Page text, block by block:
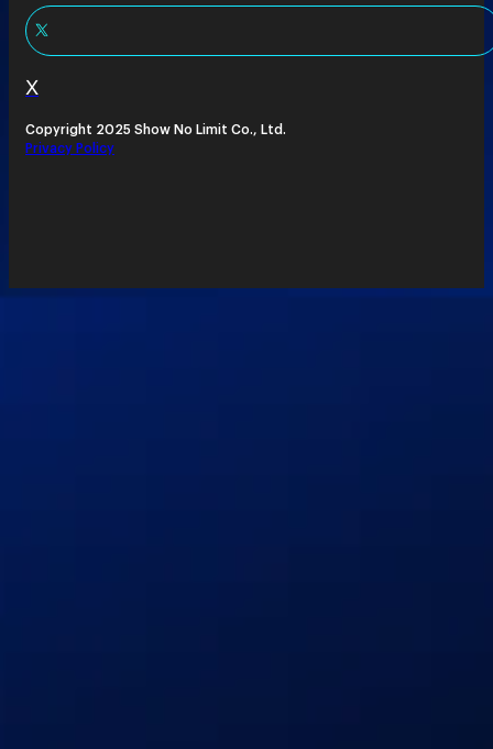
X
Copyright 2025 Show No Limit Co., Ltd.
Privacy Policy